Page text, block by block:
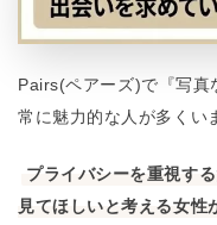
Pairs(ペアーズ)で『写真
常に魅力的な人が多くい
プライバシーを重視す
見てほしいと考える女性